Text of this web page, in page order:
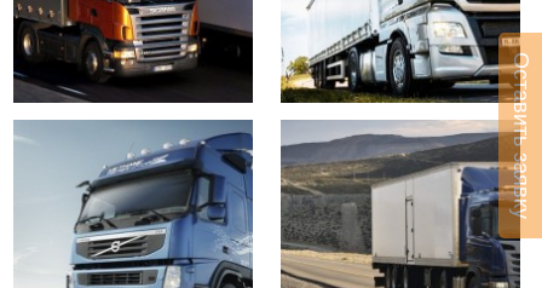
Оставить заявку